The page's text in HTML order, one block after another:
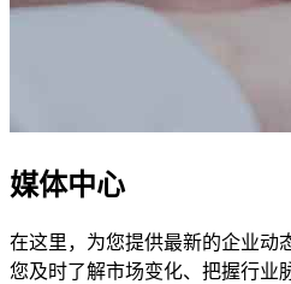
媒体中心
在这里，为您提供最新的企业动
您及时了解市场变化、把握行业